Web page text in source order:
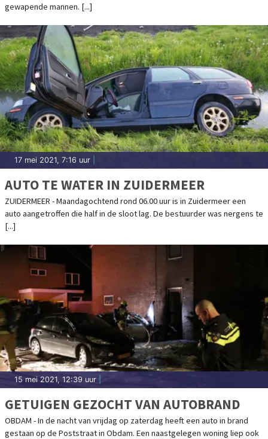
gewapende mannen. [...]
17 mei 2021, 7:16 uur
AUTO TE WATER IN ZUIDERMEER
ZUIDERMEER - Maandagochtend rond 06.00 uur is in Zuidermeer een
auto aangetroffen die half in de sloot lag. De bestuurder was nergens te
[...]
15 mei 2021, 12:39 uur
GETUIGEN GEZOCHT VAN AUTOBRAND
OBDAM - In de nacht van vrijdag op zaterdag heeft een auto in brand
gestaan op de Poststraat in Obdam. Een naastgelegen woning liep ook